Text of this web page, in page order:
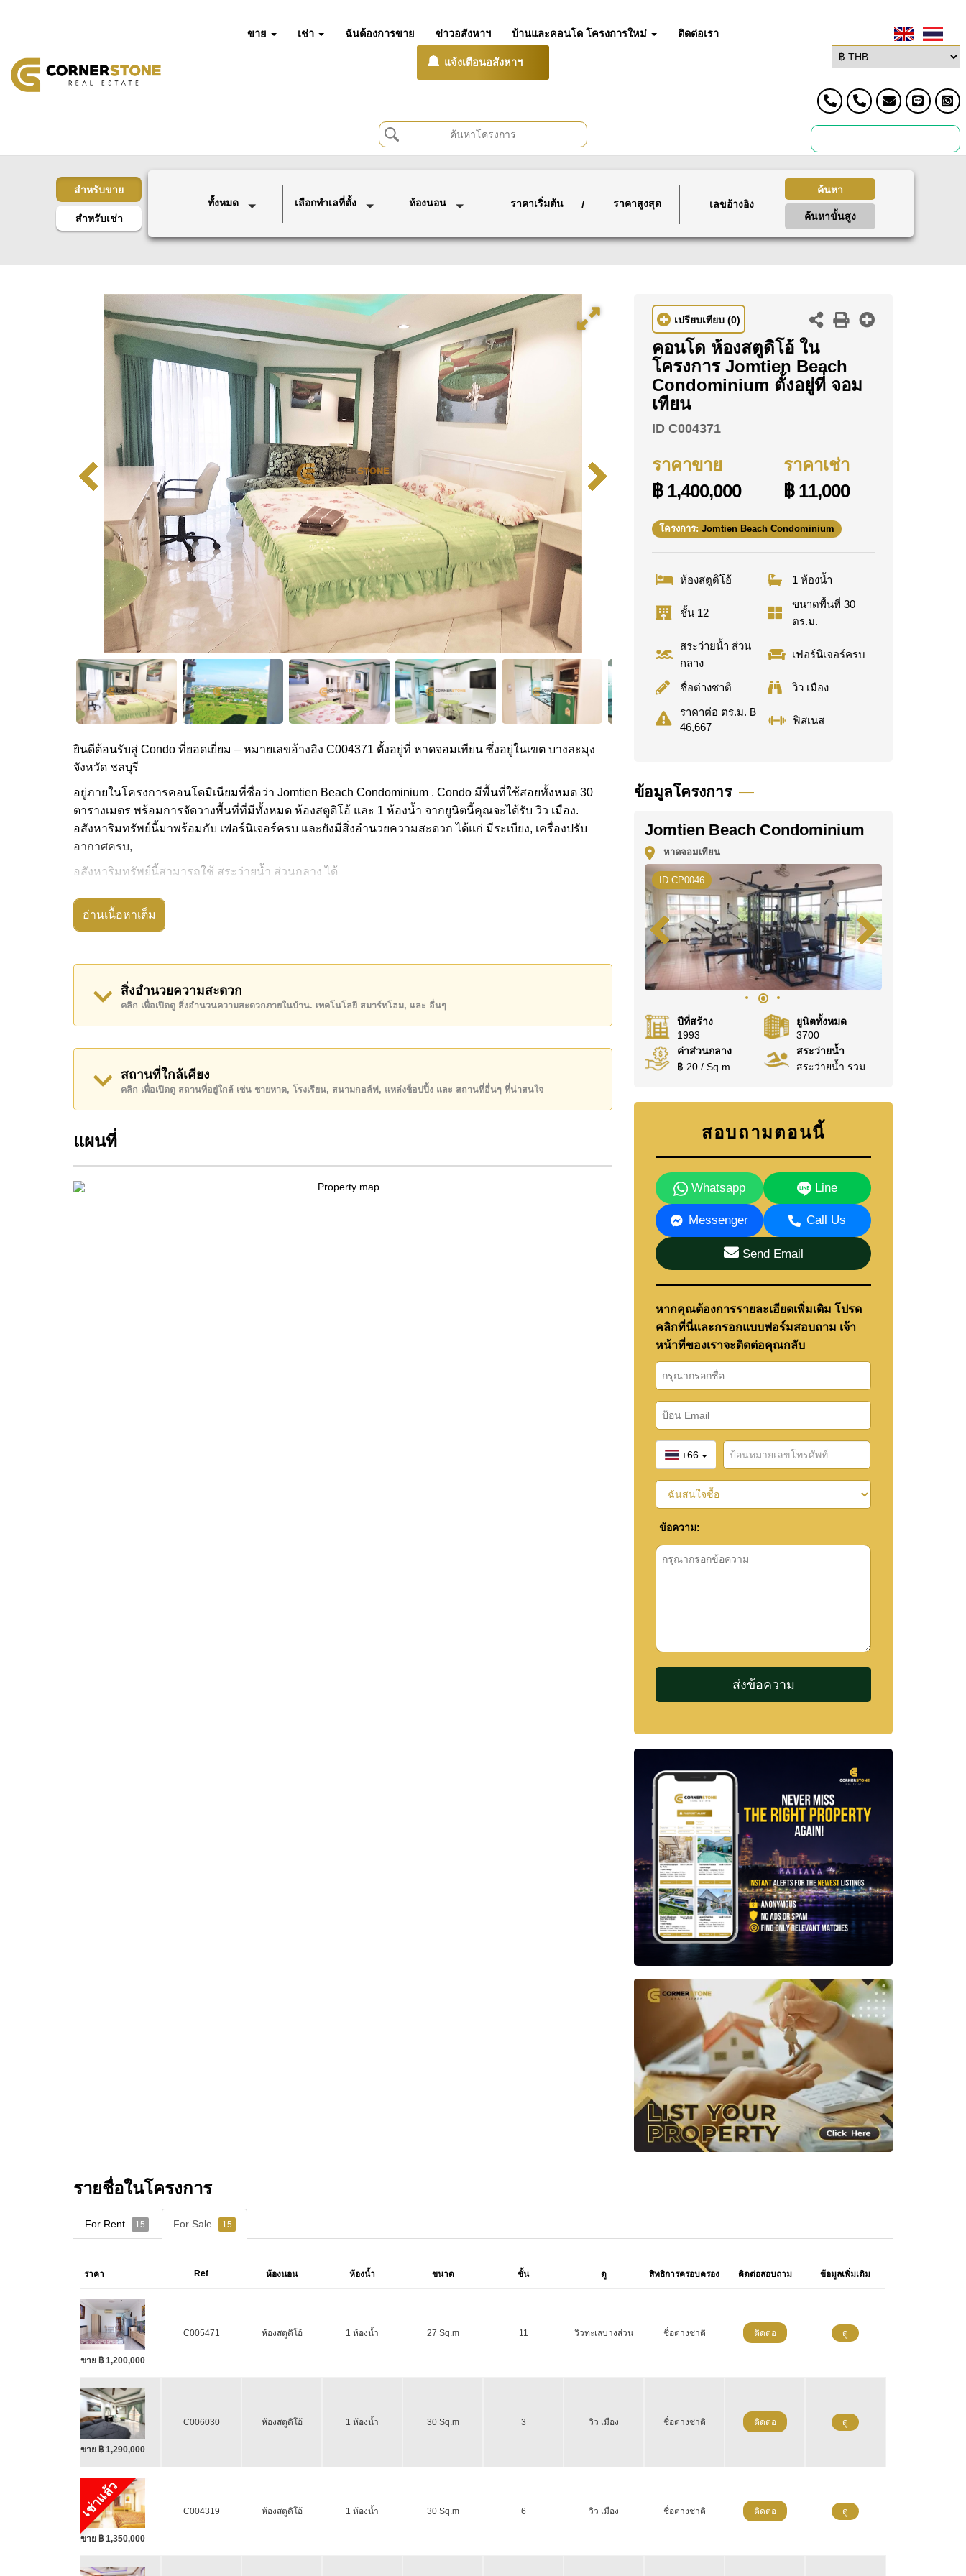
ขาย เช่า ฉันต้องการขาย ข่าวอสังหาฯ บ้านและคอนโด โครงการใหม่ ติดต่อเรา
แจ้งเตือนอสังหาฯ
สำหรับขาย
สำหรับเช่า
ทั้งหมด เลือกทำเลที่ตั้ง ห้องนอน ราคาเริ่มต้น / ราคาสูงสุด
ค้นหา
ค้นหาขั้นสูง
ยินดีต้อนรับสู่ Condo ที่ยอดเยี่ยม – หมายเลขอ้างอิง C004371 ตั้งอยู่ที่ หาดจอมเทียน ซึ่งอยู่ในเขต บางละมุง
จังหวัด ชลบุรี
อยู่ภายในโครงการคอนโดมิเนียมที่ชื่อว่า Jomtien Beach Condominium . Condo มีพื้นที่ใช้สอยทั้งหมด 30
ตารางเมตร พร้อมการจัดวางพื้นที่ที่มีทั้งหมด ห้องสตูดิโอ้ และ 1 ห้องน้ำ จากยูนิตนี้คุณจะได้รับ วิว เมือง.
อสังหาริมทรัพย์นี้มาพร้อมกับ เฟอร์นิเจอร์ครบ และยังมีสิ่งอำนวยความสะดวก ได้แก่ มีระเบียง, เครื่องปรับ
อากาศครบ,
อสังหาริมทรัพย์นี้สามารถใช้ สระว่ายน้ำ ส่วนกลาง ได้
Jomtien Beach Condominium มีสิ่งอำนวยความสะดวกส่วนกลาง ได้แก่ ฟิสเนส, ห้องเกมส์, ร้านอาหาร/ร้าน
กาแฟในสถานที่, มินิมาร์ท
อสังหาริมทรัพย์นี้มีไว้สำหรับขายในราคา ฿ 1,400,000 บาท คิดเป็น ฿ 46,667 บาทต่อตารางเมตร และยังมีให้
เช่าในราคา ฿ 11,000 บาท
โปรดทราบว่าราคาค่าเช่าที่ Cornerstone Real Estate โฆษณาเป็นราคาสำหรับสัญญาเช่า 1 ปี และต้องวาง
โฉนดที่ดินของอสังหาริมทรัพย์นี้อยู่ภายใต้กรรมสิทธิ์ ชื่อต่างชาติ โดยมี ค่าโอนคนละครึ่ง
ค้นพบโอกาสในการทำให้ที่อยู่อาศัยนี้เป็นบ้านในฝันของคุณ!
WhatsApp ของสำนักงาน:
อ่านเนื้อหาเต็ม
สิ่งอำนวยความสะดวก
คลิก เพื่อเปิดดู สิ่งอำนวนความสะดวกภายในบ้าน. เทคโนโลยี สมาร์ทโฮม, และ อื่นๆ
สถานที่ใกล้เคียง
คลิก เพื่อเปิดดู สถานที่อยู่ใกล้ เช่น ชายหาด, โรงเรียน, สนามกอล์ฟ, แหล่งช็อปปิ้ง และ สถานที่อื่นๆ ที่น่าสนใจ
แผนที่
เปรียบเทียบ (0)
คอนโด ห้องสตูดิโอ้ ใน
โครงการ Jomtien Beach
Condominium ตั้งอยู่ที่ จอม
เทียน
ID C004371
ราคาขาย
฿ 1,400,000
ราคาเช่า
฿ 11,000
โครงการ: Jomtien Beach Condominium
ห้องสตูดิโอ้ 1 ห้องน้ำ
ชั้น 12
ขนาดพื้นที่ 30
ตร.ม.
สระว่ายน้ำ ส่วน
กลาง
เฟอร์นิเจอร์ครบ
ชื่อต่างชาติ
วิว เมือง
ราคาต่อ ตร.ม. ฿
46,667
ฟิสเนส
ข้อมูลโครงการ
Jomtien Beach Condominium
หาดจอมเทียน
ID CP0046
ปีที่สร้าง
1993
ยูนิตทั้งหมด
3700
ค่าส่วนกลาง
฿ 20 / Sq.m
สระว่ายน้ำ
สระว่ายน้ำ รวม
สอบถามตอนนี้
Whatsapp Line
Messenger Call Us
Send Email
หากคุณต้องการรายละเอียดเพิ่มเติม โปรด
คลิกที่นี่และกรอกแบบฟอร์มสอบถาม เจ้า
หน้าที่ของเราจะติดต่อคุณกลับ
+66
ข้อความ:
รายชื่อในโครงการ
For Rent 15 For Sale 15
ราคา Ref ห้องนอน ห้องน้ำ ขนาด ชั้น ดู สิทธิการครอบครอง ติดต่อสอบถาม ข้อมูลเพิ่มเติม
ขาย ฿ 1,200,000
C005471 ห้องสตูดิโอ้ 1 ห้องน้ำ 27 Sq.m 11 วิวทะเลบางส่วน ชื่อต่างชาติ ติดต่อ ดู
ขาย ฿ 1,290,000
C006030 ห้องสตูดิโอ้ 1 ห้องน้ำ 30 Sq.m 3 วิว เมือง ชื่อต่างชาติ ติดต่อ ดู
เช่าแล้ว
ขาย ฿ 1,350,000
C004319 ห้องสตูดิโอ้ 1 ห้องน้ำ 30 Sq.m 6 วิว เมือง ชื่อต่างชาติ ติดต่อ ดู